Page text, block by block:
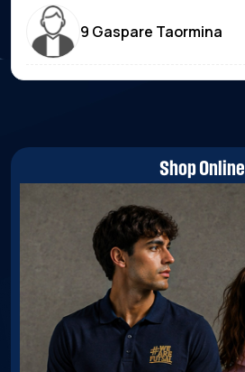
9 Gaspare Taormina
Shop Online